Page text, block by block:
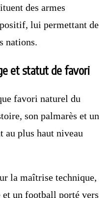
des armes
lui permettant de
nations.
et statut de favori
favori naturel du
son palmarès et un
au plus haut niveau
la maîtrise technique,
un football porté vers